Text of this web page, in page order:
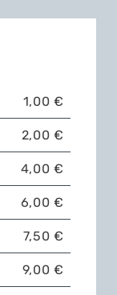
1,00 €
2,00 €
4,00 €
6,00 €
7,50 €
9,00 €